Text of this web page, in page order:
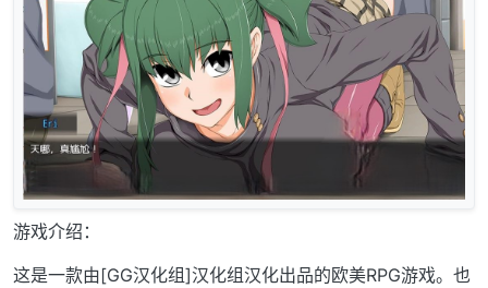
游戏介绍：
这是一款由[GG汉化组]汉化组汉化出品的欧美RPG游戏。也